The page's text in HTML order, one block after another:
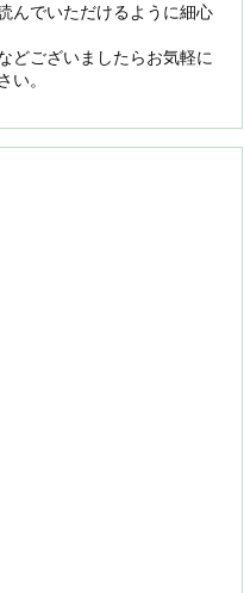
んでいただけるように細心
どございましたらお気軽に
い。